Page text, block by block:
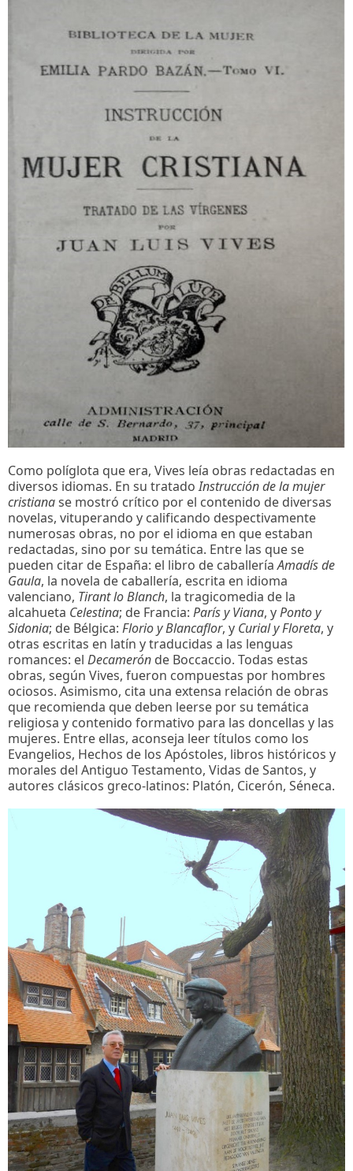
Como políglota que era, Vives leía obras redactadas en
diversos idiomas. En su tratadoInstrucción de la mujer
cristianase mostró crítico por el contenido de diversas
novelas, vituperando y calificando despectivamente
numerosas obras, no por el idioma en que estaban
redactadas, sino por su temática. Entre las que se
pueden citar de España: el libro de caballeríaAmadís de
Gaula, la novela de caballería, escrita en idioma
valenciano, Tirant lo Blanch, la tragicomedia de la
alcahueta Celestina; de Francia: París y Viana, yPonto y
Sidonia; de Bélgica: Florio y Blancaflor, y Curial y Floreta, y
otras escritas en latín y traducidas a las lenguas
romances: el Decamerón de Boccaccio. Todas estas
obras, según Vives, fueron compuestas por hombres
ociosos. Asimismo, cita una extensa relación de obras
que recomienda que deben leerse por su temática
religiosa y contenido formativo para las doncellas y las
mujeres. Entre ellas, aconseja leer títulos como los
Evangelios, Hechos de los Apóstoles, libros históricos y
morales del Antiguo Testamento, Vidas de Santos, y
autores clásicos greco-latinos: Platón, Cicerón, Séneca.